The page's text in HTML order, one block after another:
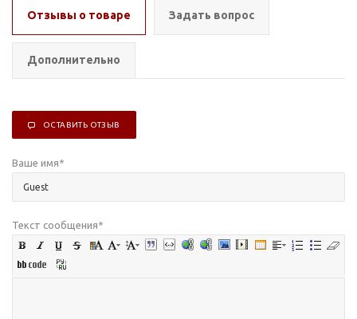
Отзывы о товаре Задать вопрос
Дополнительно
ОСТАВИТЬ ОТЗЫВ
Ваше имя*
Текст сообщения*